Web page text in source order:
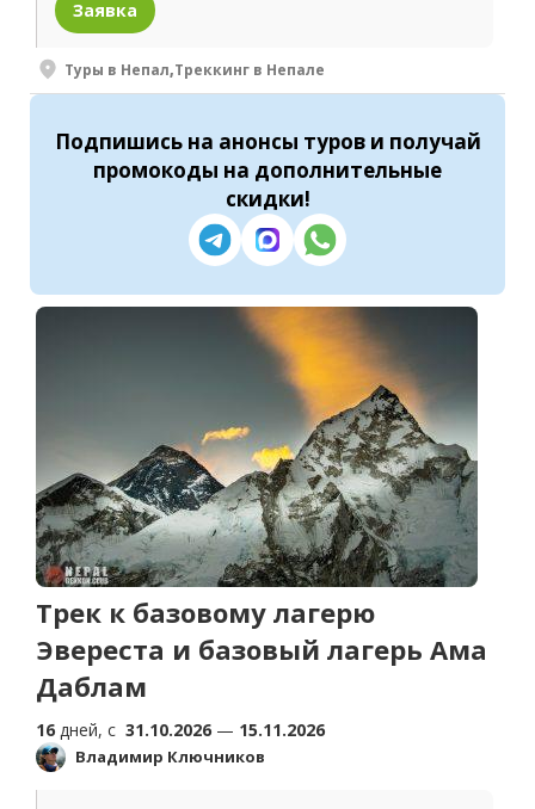
Заявка
Туры в Непал,Треккинг в Непале
Подпишисьна анонсы туров и получай
промокоды на дополнительные
скидки!
Трек к базовому лагерю
Эвереста и базовый лагерь Ама
Даблам
16 дней, c 31.10.2026 — 15.11.2026
Владимир Ключников